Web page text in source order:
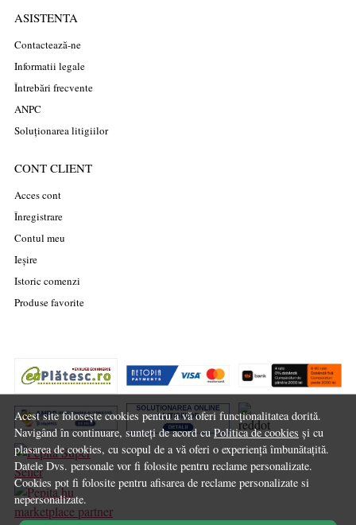
Acest site folosește cookies pentru a vă oferi funcționalitatea dorită.
Navigând în continuare, sunteți de acord cuPolitica de cookies și cu
plasarea de cookies, cu scopul de a vă oferi o experiență îmbunătațită.
Datele Dvs. personale vor fi folosite pentru reclame personalizate.
Cookies pot fi folosite pentru afisarea de reclame personalizate si
nepersonalizate.
ASISTENTA
Contactează-ne
Informatii legale
Întrebări frecvente
ANPC
Soluționarea litigiilor
CONT CLIENT
Acces cont
Înregistrare
Contul meu
Ieșire
Istoric comenzi
Produse favorite
marketplace partner